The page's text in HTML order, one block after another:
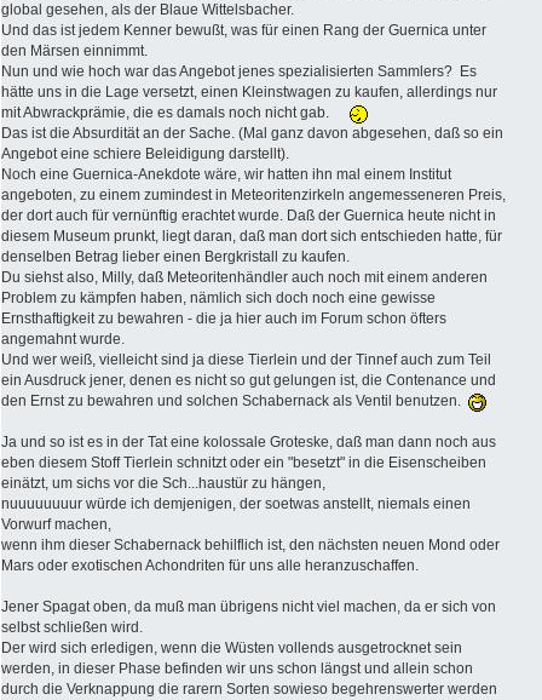
global gesehen, als der Blaue Wittelsbacher.
Und das ist jedem Kenner bewußt, was für einen Rang der Guernica unter
den Märsen einnimmt.
Nun und wie hoch war das Angebot jenes spezialisierten Sammlers? Es
hätte uns in die Lage versetzt, einen Kleinstwagen zu kaufen, allerdings nur
mit Abwrackprämie, die es damals noch nicht gab.
Das ist die Absurdität an der Sache. (Mal ganz davon abgesehen, daß so ein
Angebot eine schiere Beleidigung darstellt).
Noch eine Guernica-Anekdote wäre, wir hatten ihn mal einem Institut
angeboten, zu einem zumindest in Meteoritenzirkeln angemesseneren Preis,
der dort auch für vernünftig erachtet wurde. Daß der Guernica heute nicht in
diesem Museum prunkt, liegt daran, daß man dort sich entschieden hatte, für
denselben Betrag lieber einen Bergkristall zu kaufen.
Du siehst also, Milly, daß Meteoritenhändler auch noch mit einem anderen
Problem zu kämpfen haben, nämlich sich doch noch eine gewisse
Ernsthaftigkeit zu bewahren - die ja hier auch im Forum schon öfters
angemahnt wurde.
Und wer weiß, vielleicht sind ja diese Tierlein und der Tinnef auch zum Teil
ein Ausdruck jener, denen es nicht so gut gelungen ist, die Contenance und
den Ernst zu bewahren und solchen Schabernack als Ventil benutzen.
Ja und so ist es in der Tat eine kolossale Groteske, daß man dann noch aus
eben diesem Stoff Tierlein schnitzt oder ein "besetzt" in die Eisenscheiben
einätzt, um sichs vor die Sch...haustür zu hängen,
nuuuuuuuur würde ich demjenigen, der soetwas anstellt, niemals einen
Vorwurf machen,
wenn ihm dieser Schabernack behilflich ist, den nächsten neuen Mond oder
Mars oder exotischen Achondriten für uns alle heranzuschaffen.
Jener Spagat oben, da muß man übrigens nicht viel machen, da er sich von
selbst schließen wird.
Der wird sich erledigen, wenn die Wüsten vollends ausgetrocknet sein
werden, in dieser Phase befinden wir uns schon längst und allein schon
durch die Verknappung die rarern Sorten sowieso begehrenswerter werden